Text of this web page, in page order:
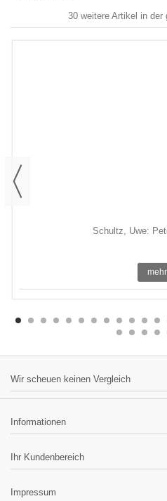
30 weitere Artikel in der
Schultz, Uwe:
mehr
Wir scheuen keinen Vergleich
Informationen
Ihr Kundenbereich
Impressum